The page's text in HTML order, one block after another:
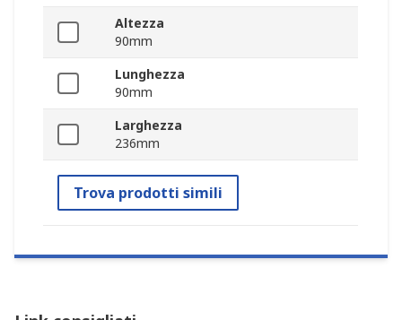
Altezza
90mm
Lunghezza
90mm
Larghezza
236mm
Trova prodotti simili